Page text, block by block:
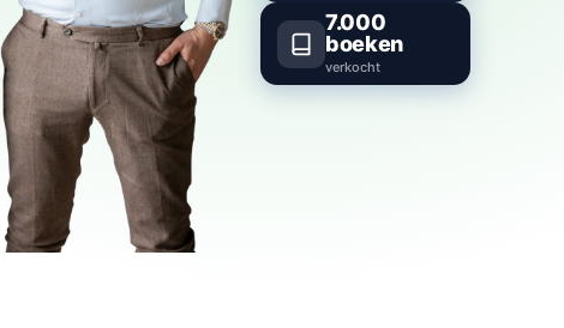
7.000
boeken
verkocht